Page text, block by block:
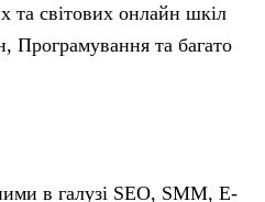
та світових онлайн шкіл
Програмування та багато
в галузі SEO, SMM, E-